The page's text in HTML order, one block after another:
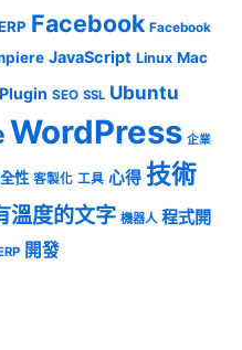
Facebook Facebook
JavaScript Linux Mac
Plugin SEO SSL Ubuntu
WordPress 企業
性 客製化 工具 心得 技術
溫度的文字 機器人 程式開
開發